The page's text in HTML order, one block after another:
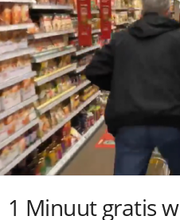
1 Minuut gratis